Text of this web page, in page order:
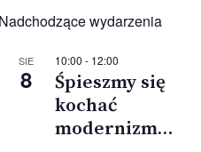
Nadchodzące wydarzenia
SIE
8
10:00 - 12:00
Śpieszmy się
kochać
modernizm…